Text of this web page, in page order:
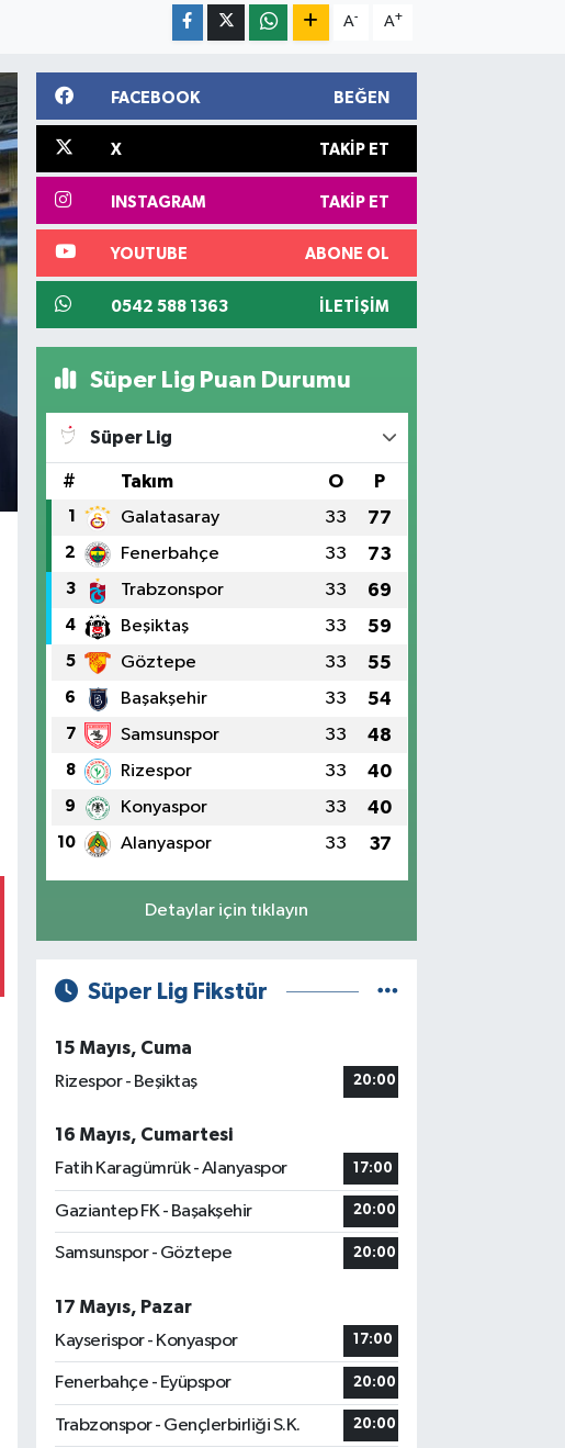
A- A+
FACEBOOK BEĞEN
X TAKIP ET
INSTAGRAM TAKIP ET
YOUTUBE ABONE OL
0542 588 1363 İLETIŞIM
Süper Lig Puan Durumu
Süper Lig
# Takım O P
1 Galatasaray 33 77
2 Fenerbahçe 33 73
3 Trabzonspor 33 69
4 Beşiktaş 33 59
5 Göztepe 33 55
6 Başakşehir 33 54
7 Samsunspor 33 48
8 Rizespor 33 40
9 Konyaspor 33 40
10 Alanyaspor 33 37
Detaylar için tıklayın
Süper Lig Fikstür
15 Mayıs, Cuma
Rizespor - Beşiktaş
20:00
16 Mayıs, Cumartesi
Fatih Karagümrük - Alanyaspor
17:00
Gaziantep FK - Başakşehir 20:00
Samsunspor - Göztepe 20:00
17 Mayıs, Pazar
Kayserispor - Konyaspor
17:00
Fenerbahçe - Eyüpspor 20:00
Trabzonspor - Gençlerbirliği S.K. 20:00